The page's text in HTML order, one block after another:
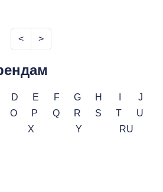
< >
D E F G H
J
O P Q R S T
U
X Y RU